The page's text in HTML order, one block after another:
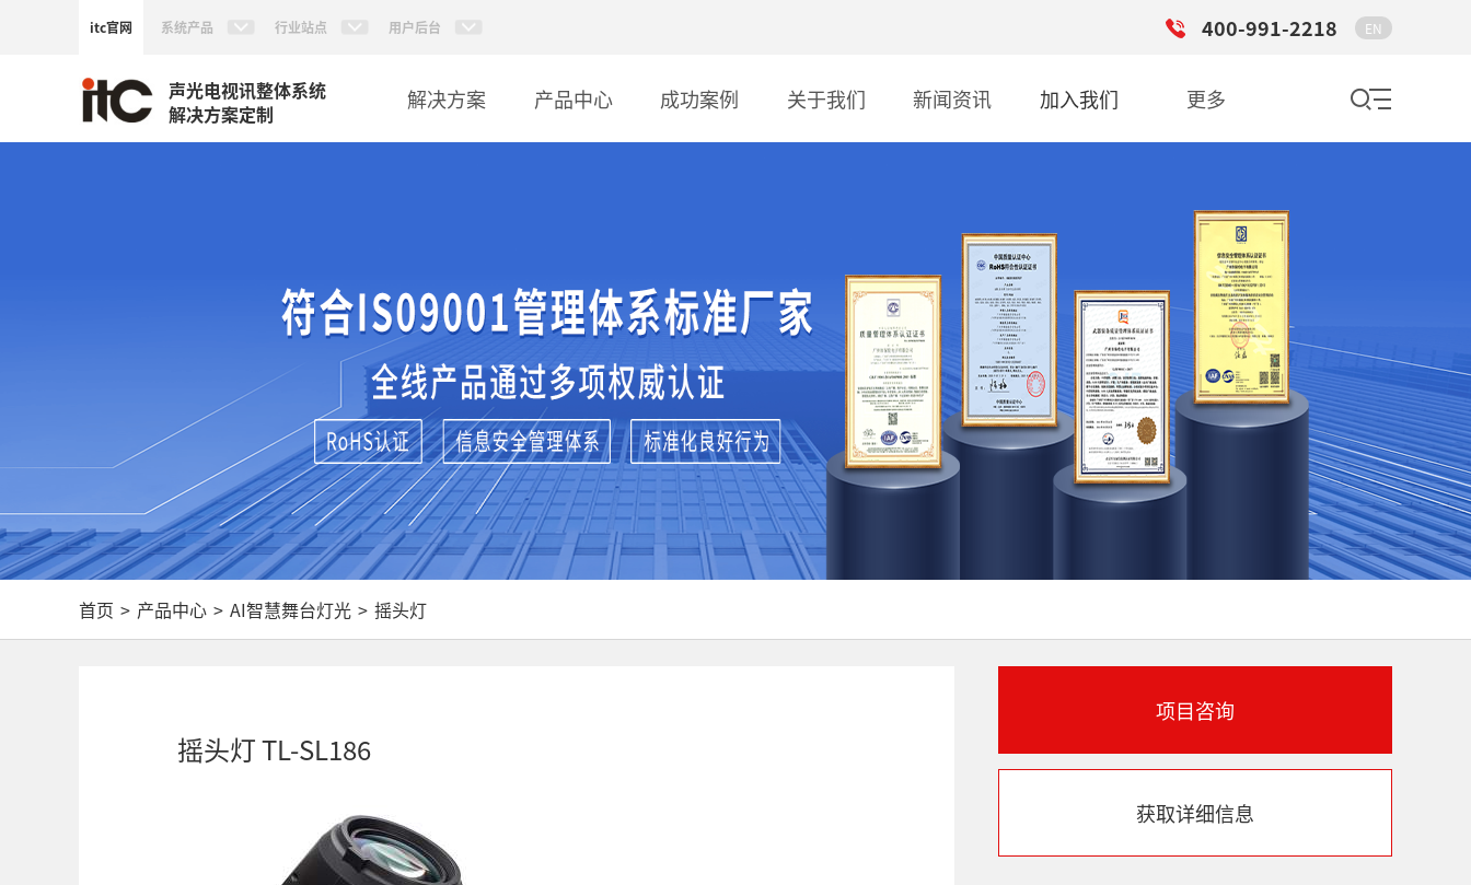
itc官网 系统产品 行业站点 用户后台 400-991-2218 EN
声光电视讯整体系统
解决方案定制
解决方案 产品中心 成功案例 关于我们 新闻资讯 加入我们 更多
首页 > 产品中心 > AI智慧舞台灯光 > 摇头灯
摇头灯 TL-SL186
项目咨询
获取详细信息